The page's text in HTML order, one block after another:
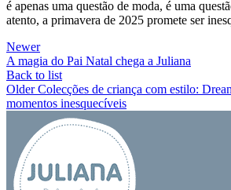
é apenas uma questão de moda, é uma
atento, a primavera de 2025 promete ser
Newer
A magia do Pai Natal chega a Juliana
Back to list
Older Colecções de criança com estilo:
momentos inesquecíveis